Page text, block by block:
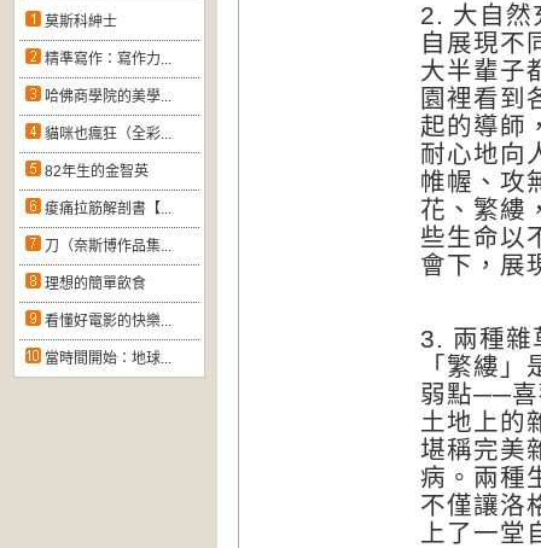
莫斯科紳士
精準寫作：寫作力...
哈佛商學院的美學...
貓咪也瘋狂（全彩...
82年生的金智英
痠痛拉筋解剖書【...
刀（奈斯博作品集...
理想的簡單飲食
看懂好電影的快樂...
當時間開始：地球...
2. 大自然
自展現不
大半輩子
園裡看到
起的導師
耐心地向
帷幄、攻
花、繁縷
些生命以
會下，展
3. 兩種雜
「繁縷
弱點──喜
土地上的
堪稱完美
病。兩種
不僅讓洛
上了一